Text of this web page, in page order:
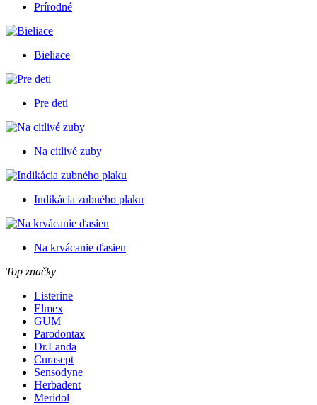
Prírodné
Bieliace
Pre deti
Na citlivé zuby
Indikácia zubného plaku
Na krvácanie ďasien
Top značky
Listerine
Elmex
GUM
Parodontax
Dr.Landa
Curasept
Sensodyne
Herbadent
Meridol